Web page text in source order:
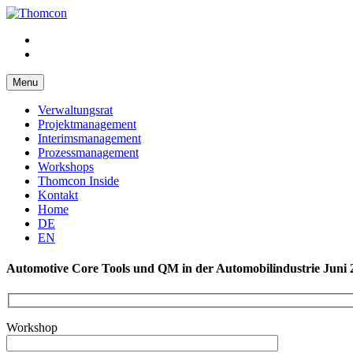
Menu
Verwaltungsrat
Projektmanagement
Interimsmanagement
Prozessmanagement
Workshops
Thomcon Inside
Kontakt
Home
DE
EN
Automotive Core Tools und QM in der Automobilindustrie Juni
Workshop